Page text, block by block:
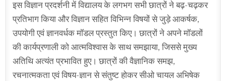
इस विज्ञान प्रदर्शनी में विद्यालय के लगभग सभी छात्रों ने बढ़-चढ़कर
प्रतिभाग किया और विज्ञान सहित विभिन्न विषयों से जुड़े आकर्षक,
उपयोगी एवं ज्ञानवर्धक मॉडल प्रस्तुत किए। छात्रों ने अपने मॉडलों
की कार्यप्रणाली को आत्मविश्वास के साथ समझाया, जिससे मुख्य
अतिथि अत्यंत प्रभावित हुए। छात्रों की वैज्ञानिक समझ,
रचनात्मकता एवं विषय-ज्ञान से संतुष्ट होकर सीओ चायल अभिषेक